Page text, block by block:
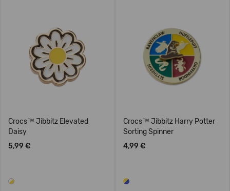
Crocs™ Jibbitz Elevated
Daisy
5,99 €
Crocs™ Jibbitz Harry Potter
Sorting Spinner
4,99 €